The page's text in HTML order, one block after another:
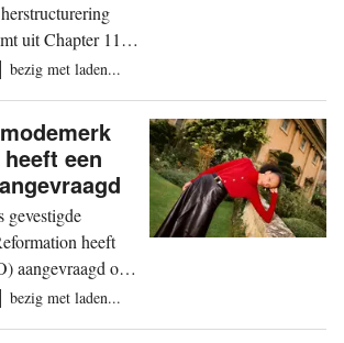
uit Chapter 11 -
(ELG). De
een
vijfenzeventig
en de
bezig met laden...
een
heeft
aangevraagd op
Exchange. Het
bezig met laden...